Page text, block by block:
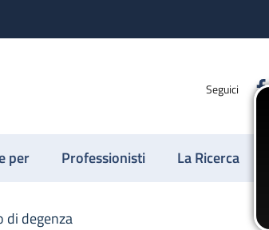
Seguici
per Professionisti La Ricerca
di degenza